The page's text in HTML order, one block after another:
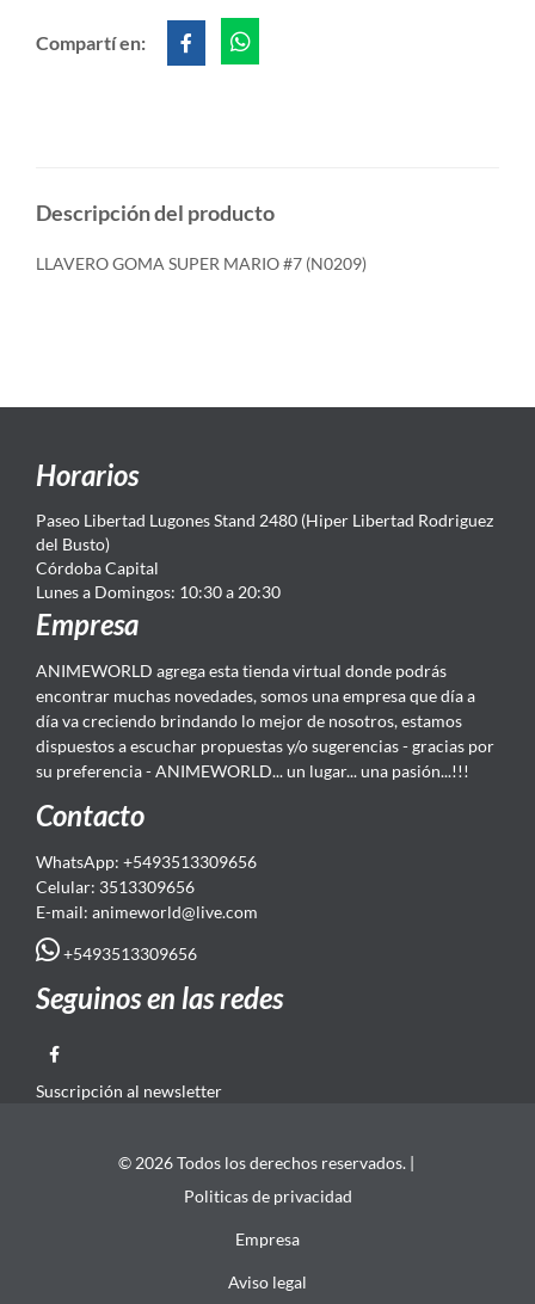
Compartí en:
Descripción del producto
LLAVERO GOMA SUPER MARIO #7 (N0209)
Horarios
Paseo Libertad Lugones Stand 2480 (Hiper Libertad Rodriguez
del Busto)
Córdoba Capital
Lunes a Domingos: 10:30 a 20:30
Empresa
ANIMEWORLD agrega esta tienda virtual donde podrás
encontrar muchas novedades, somos una empresa que día a
día va creciendo brindando lo mejor de nosotros, estamos
dispuestos a escuchar propuestas y/o sugerencias - gracias por
su preferencia - ANIMEWORLD... un lugar... una pasión...!!!
Contacto
WhatsApp: +5493513309656
Celular: 3513309656
E-mail: animeworld@live.com
+5493513309656
Seguinos en las redes
Suscripción al newsletter
© 2026 Todos los derechos reservados. |
Politicas de privacidad
Empresa
Aviso legal